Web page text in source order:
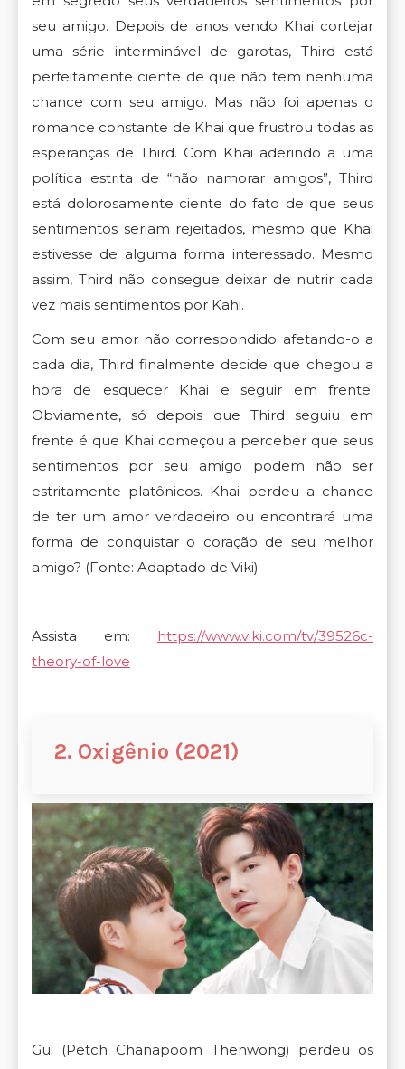
seu amigo. Depois de anos vendo Khai cortejar
uma série interminável de garotas, Third está
perfeitamente ciente de que não tem nenhuma
chance com seu amigo. Mas não foi apenas o
romance constante de Khai que frustrou todas as
esperanças de Third. Com Khai aderindo a uma
política estrita de “não namorar amigos”, Third
está dolorosamente ciente do fato de que seus
sentimentos seriam rejeitados, mesmo que Khai
estivesse de alguma forma interessado. Mesmo
assim, Third não consegue deixar de nutrir cada
vez mais sentimentos por Kahi.
Com seu amor não correspondido afetando-o a
cada dia, Third finalmente decide que chegou a
hora de esquecer Khai e seguir em frente.
Obviamente, só depois que Third seguiu em
frente é que Khai começou a perceber que seus
sentimentos por seu amigo podem não ser
estritamente platônicos. Khai perdeu a chance
de ter um amor verdadeiro ou encontrará uma
forma de conquistar o coração de seu melhor
amigo? (Fonte: Adaptado de Viki)
Assista em:
https://www.viki.com/tv/39526c-
theory-of-love
2. Oxigênio (2021)
Gui (Petch Chanapoom Thenwong) perdeu os